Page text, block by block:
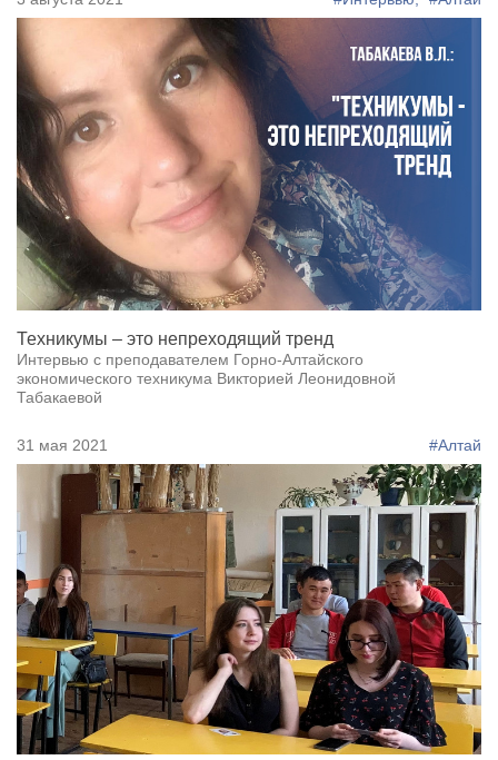
Техникумы – это непреходящий тренд
Интервью с преподавателем Горно-Алтайского
экономического техникума Викторией Леонидовной
Табакаевой
31 мая 2021 #Алтай